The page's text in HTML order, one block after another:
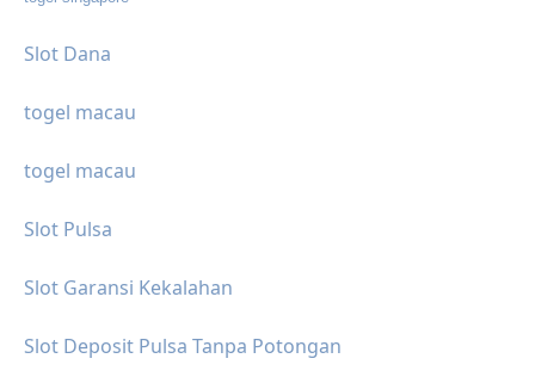
Slot Dana
togel macau
togel macau
Slot Pulsa
Slot Garansi Kekalahan
Slot Deposit Pulsa Tanpa Potongan